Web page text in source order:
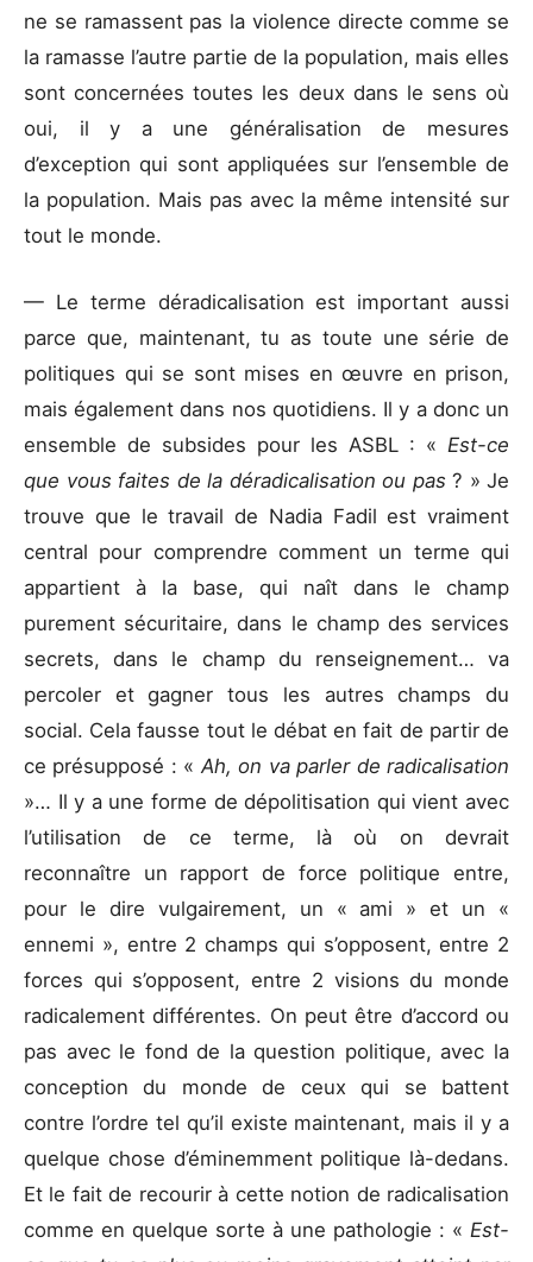
ne se ramassent pas la violence directe comme se
la ramasse l’autre partie de la population, mais elles
sont concernées toutes les deux dans le sens où
oui, il y a une généralisation de mesures
d’exception qui sont appliquées sur l’ensemble de
la population. Mais pas avec la même intensité sur
tout le monde.
— Le terme déradicalisation est important aussi
parce que, maintenant, tu as toute une série de
politiques qui se sont mises en œuvre en prison,
mais également dans nos quotidiens. Il y a donc un
ensemble de subsides pour les ASBL : « Est-ce
que vous faites de la déradicalisation ou pas ? » Je
trouve que le travail de Nadia Fadil est vraiment
central pour comprendre comment un terme qui
appartient à la base, qui naît dans le champ
purement sécuritaire, dans le champ des services
secrets, dans le champ du renseignement… va
percoler et gagner tous les autres champs du
social. Cela fausse tout le débat en fait de partir de
ce présupposé : « Ah, on va parler de radicalisation
»… Il y a une forme de dépolitisation qui vient avec
l’utilisation de ce terme, là où on devrait
reconnaître un rapport de force politique entre,
pour le dire vulgairement, un « ami » et un «
ennemi », entre 2 champs qui s’opposent, entre 2
forces qui s’opposent, entre 2 visions du monde
radicalement différentes. On peut être d’accord ou
pas avec le fond de la question politique, avec la
conception du monde de ceux qui se battent
contre l’ordre tel qu’il existe maintenant, mais il y a
quelque chose d’éminemment politique là-dedans.
Et le fait de recourir à cette notion de radicalisation
comme en quelque sorte à une pathologie : « Est-